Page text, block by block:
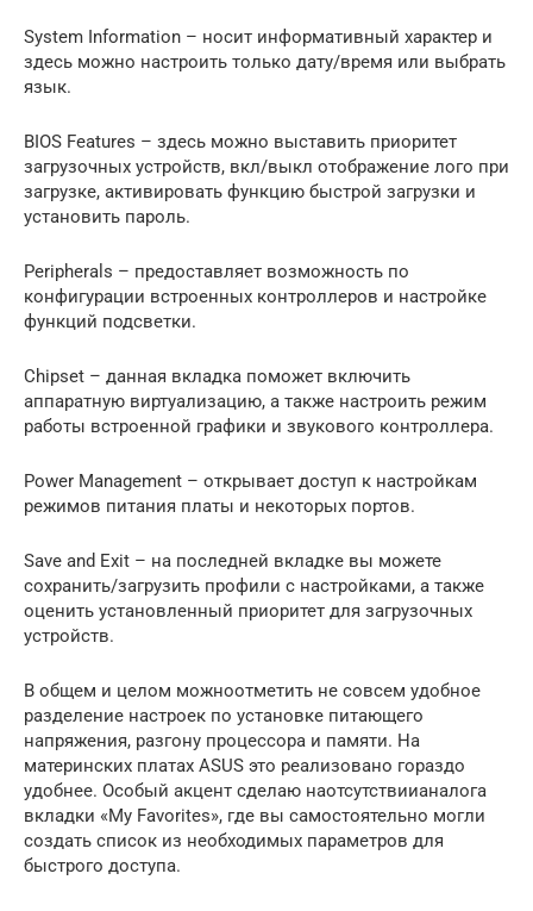
System Information – носит информативный характер и
здесь можно настроить только дату/время или выбрать
язык.
BIOS Features – здесь можно выставить приоритет
загрузочных устройств, вкл/выкл отображение лого при
загрузке, активировать функцию быстрой загрузки и
установить пароль.
Peripherals – предоставляет возможность по
конфигурации встроенных контроллеров и настройке
функций подсветки.
Chipset – данная вкладка поможет включить
аппаратную виртуализацию, а также настроить режим
работы встроенной графики и звукового контроллера.
Power Management – открывает доступ к настройкам
режимов питания платы и некоторых портов.
Save and Exit – на последней вкладке вы можете
сохранить/загрузить профили с настройками, а также
оценить установленный приоритет для загрузочных
устройств.
В общем и целом можноотметить не совсем удобное
разделение настроек по установке питающего
напряжения, разгону процессора и памяти. На
материнских платах ASUS это реализовано гораздо
удобнее. Особый акцент сделаю наотсутствиианалога
вкладки «My Favorites», где вы самостоятельно могли
создать список из необходимых параметров для
быстрого доступа.